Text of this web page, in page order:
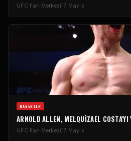
UFC Fan Merkezi17 Mayıs
HABERLER
ARNOLD ALLEN, MELQUIZAEL COSTA'YI
UFC Fan Merkezi17 Mayıs